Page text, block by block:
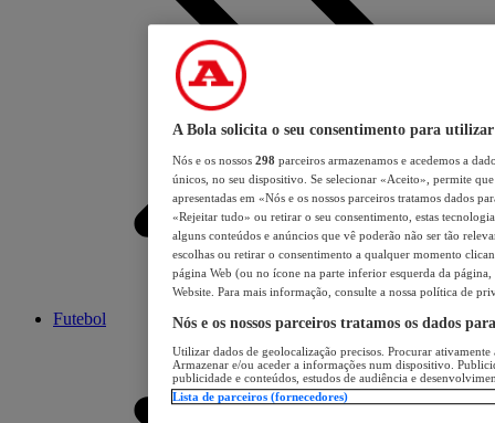
Futebol
A Bola solicita o seu consentimento para utilizar
Nós e os nossos 298 parceiros armazenamos e acedemos a
únicos, no seu dispositivo. Se selecionar «Aceito», permite
apresentadas em «Nós e os nossos parceiros tratamos dados
«Rejeitar tudo» ou retirar o seu consentimento, estas
alguns conteúdos e anúncios que vê poderão não ser tão
escolhas ou retirar o consentimento a qualquer momento
página Web (ou no ícone na parte inferior esquerda da página,
Website. Para mais informação, consulte a nossa política de
Nós e os nossos parceiros tratamos os dados
Utilizar dados de geolocalização precisos. Procurar
Armazenar e/ou aceder a informações num dispositivo.
publicidade e conteúdos, estudos de audiência e
Lista de parceiros (fornecedores)